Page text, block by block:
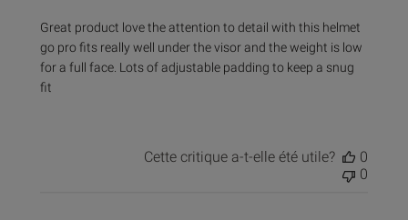
Great product love the attention to detail with this helmet
go pro fits really well under the visor and the weight is low
for a full face. Lots of adjustable padding to keep a snug
fit
Cette critique a-t-elle été utile?
0
0